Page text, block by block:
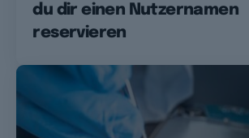
du dir einen Nutzernamen
reservieren